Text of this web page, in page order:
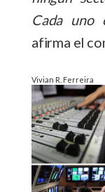
Cada uno
afirma el
Vivian R. Ferreira